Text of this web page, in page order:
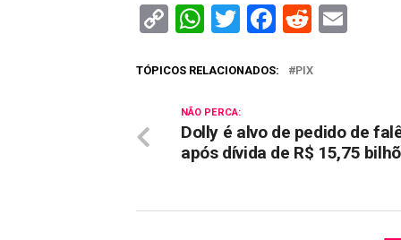
CopyWhatsApp
Twitter
Facebook
Reddit
TÓPICOS RELACIONADOS: PIX
NÃO PERCA:
Dolly é alvo de pedido de
após dívida de R$ 15,75